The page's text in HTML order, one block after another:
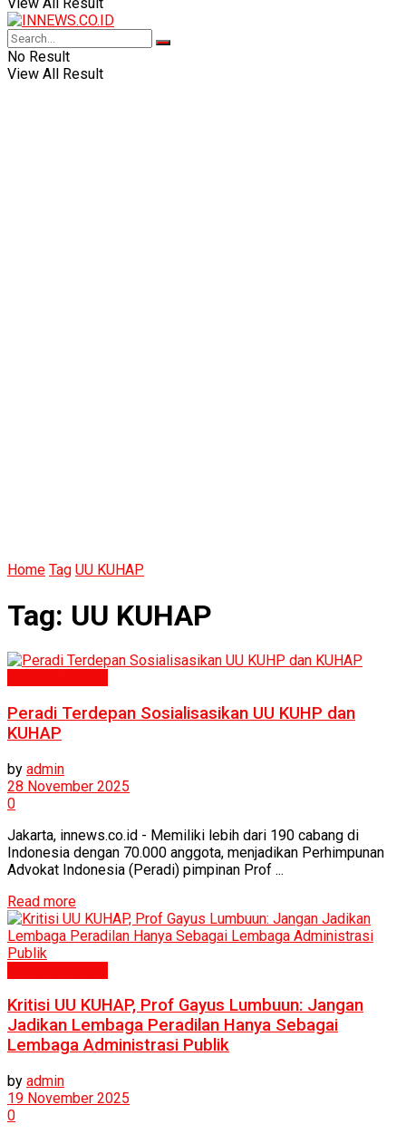
No Result
View All Result
Home Tag UU KUHAP
Tag: UU KUHAP
Peradi Terdepan Sosialisasikan UU KUHP dan
KUHAP
by admin
28 November 2025
0
Jakarta, innews.co.id - Memiliki lebih dari 190 cabang di
Indonesia dengan 70.000 anggota, menjadikan Perhimpunan
Advokat Indonesia (Peradi) pimpinan Prof ...
Read more
Kritisi UU KUHAP, Prof Gayus Lumbuun: Jangan
Jadikan Lembaga Peradilan Hanya Sebagai
Lembaga Administrasi Publik
by admin
19 November 2025
0